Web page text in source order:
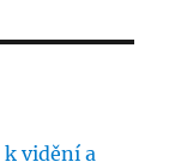
vidění a